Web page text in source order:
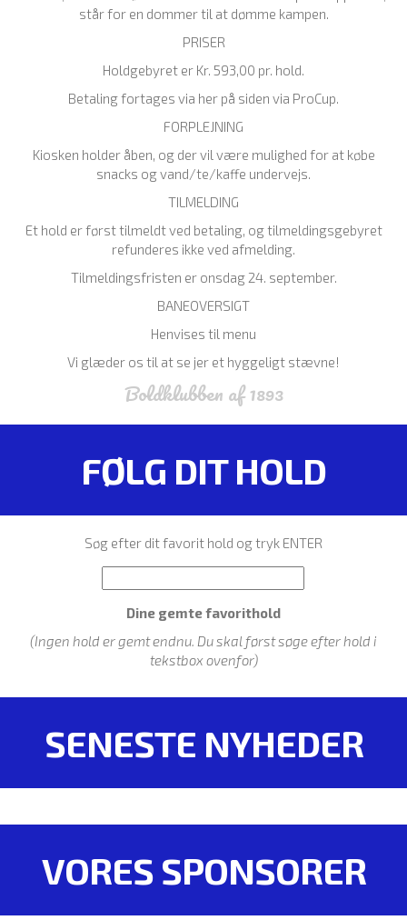
står for en dommer til at dømme kampen.
PRISER
Holdgebyret er Kr. 593,00 pr. hold.
Betaling fortages via her på siden via ProCup.
FORPLEJNING
Kiosken holder åben, og der vil være mulighed for at købe
snacks og vand/te/kaffe undervejs.
TILMELDING
Et hold er først tilmeldt ved betaling, og tilmeldingsgebyret
refunderes ikke ved afmelding.
Tilmeldingsfristen er onsdag 24. september.
BANEOVERSIGT
Henvises til menu
Vi glæder os til at se jer et hyggeligt stævne!
Boldklubben af 1893
FØLG DIT HOLD
Søg efter dit favorit hold og tryk ENTER
Dine gemte favorithold
(Ingen hold er gemt endnu. Du skal først søge efter hold i
tekstbox ovenfor)
SENESTE NYHEDER
VORES SPONSORER